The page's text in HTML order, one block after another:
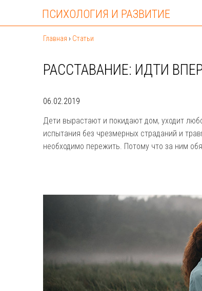
ПСИХОЛОГИЯ И РАЗВИТИЕ
Главная › Статьи
РАССТАВАНИЕ: ИДТИ
06.02.2019
Дети вырастают и покидают дом, уходит
испытания без чрезмерных страданий и
необходимо пережить. Потому что за ним